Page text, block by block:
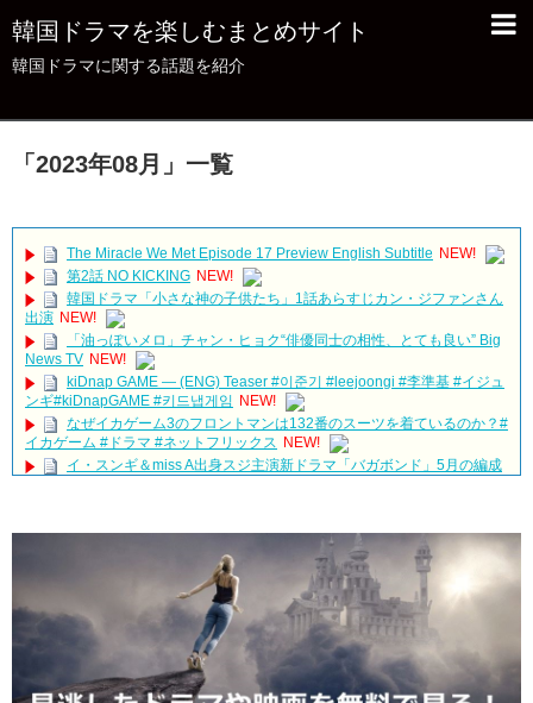
韓国ドラマを楽しむまとめサイト
韓国ドラマに関する話題を紹介
「 2023年08月 」 一覧
The Miracle We Met Episode 17 Preview English Subtitle NEW!
第2話 NO KICKING NEW!
韓国ドラマ「小さな神の子供たち」1話あらすじカン・ジファンさん
出演 NEW!
「油っぽいメロ」チャン・ヒョク“俳優同士の相性、とても良い” Big
News TV NEW!
kiDnap GAME — (ENG) Teaser #이준기 #leejoongi #李準基 #イジュ
ンギ#kiDnapGAME #키드냅게임 NEW!
なぜイカゲーム3のフロントマンは132番のスーツを着ているのか？#
イカゲーム #ドラマ #ネットフリックス NEW!
イ・スンギ＆miss A出身スジ主演新ドラマ「バガボンド」5月の編成
1/6は日本初の韓ドラ＜第1話＞一挙見せますSP！「魔性の喜び」
「第3の魅力」「ライフ」「先にキスからしましょうか」衛星劇場で連続放
送
衝突から恋へ…!?
チョン・リョウォン×ユン・ヒョンミン
韓国ドラマ『魔女の法廷』ついに放送開始
NEW!
메이킹 괴짜 판사들의 실종된 정의 찾기 프로젝트! ‘이판사판’ 대본 리
딩 현장! NEW!